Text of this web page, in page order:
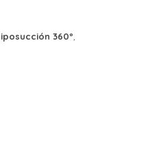
360º,